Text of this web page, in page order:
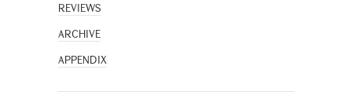
REVIEWS
ARCHIVE
APPENDIX